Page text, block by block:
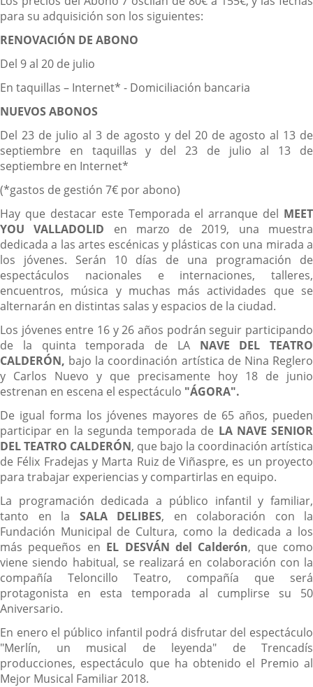
para su adquisición son los siguientes:
RENOVACIÓN DE ABONO
Del 9 al 20 de julio
En taquillas – Internet* - Domiciliación bancaria
NUEVOS ABONOS
Del 23 de julio al 3 de agosto y del 20 de agosto al 13 de
septiembre en taquillas y del 23 de julio al 13 de
septiembre en Internet*
(*gastos de gestión 7€ por abono)
Hay que destacar este Temporada el arranque del MEET
YOU VALLADOLID en marzo de 2019, una muestra
dedicada a las artes escénicas y plásticas con una mirada a
los jóvenes. Serán 10 días de una programación de
espectáculos nacionales e internaciones, talleres,
encuentros, música y muchas más actividades que se
alternarán en distintas salas y espacios de la ciudad.
Los jóvenes entre 16 y 26 años podrán seguir participando
de la quinta temporada de LANAVE DEL TEATRO
CALDERÓN, bajo la coordinación artística de Nina Reglero
y Carlos Nuevo y que precisamente hoy 18 de junio
estrenan en escena el espectáculo "ÁGORA".
De igual forma los jóvenes mayores de 65 años, pueden
participar en la segunda temporada de LA NAVE SENIOR
DEL TEATRO CALDERÓN, que bajo la coordinación artística
de Félix Fradejas y Marta Ruiz de Viñaspre, es un proyecto
para trabajar experiencias y compartirlas en equipo.
La programación dedicada a público infantil y familiar,
tanto en la SALA DELIBES, en colaboración con la
Fundación Municipal de Cultura, como la dedicada a los
más pequeños en EL DESVÁN del Calderón, que como
viene siendo habitual, se realizará en colaboración con la
compañía Teloncillo Teatro, compañía que será
protagonista en esta temporada al cumplirse su 50
Aniversario.
En enero el público infantil podrá disfrutar del espectáculo
"Merlín, un musical de leyenda" de Trencadís
producciones, espectáculo que ha obtenido el Premio al
Mejor Musical Familiar 2018.